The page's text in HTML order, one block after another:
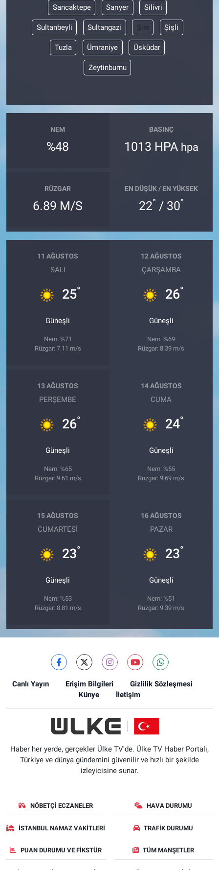
Sancaktepe Sarıyer Silivri
Sultanbeyli Sultangazi Şile Şişli
Tuzla Ümraniye Üsküdar
Zeytinburnu
NEM
%48
BASINÇ
1013 HPA hpa
RÜZGAR
6.89 M/S
EN DÜŞÜK / EN YÜKSEK
22° / 30°
11 AĞUSTOS
SALI
25°
Güneşli
Nem: %71
Rüzgar: 7.11 m/s
12 AĞUSTOS
ÇARŞAMBA
26°
Güneşli
Nem: %69
Rüzgar: 8.39 m/s
13 AĞUSTOS
PERŞEMBE
26°
Güneşli
Nem: %65
Rüzgar: 9.61 m/s
14 AĞUSTOS
CUMA
24°
Güneşli
Nem: %55
Rüzgar: 9.69 m/s
15 AĞUSTOS
CUMARTESI
23°
Güneşli
Nem: %53
Rüzgar: 8.81 m/s
16 AĞUSTOS
PAZAR
23°
Güneşli
Nem: %51
Rüzgar: 9.39 m/s
Canlı Yayın Erişim Bilgileri
Gizlilik Sözleşmesi
Künye
İletişim
Haber her yerde, gerçekler Ülke TV'de. Ülke TV Haber Portalı,
Türkiye ve dünya gündemini güvenilir ve hızlı bir şekilde
izleyicisine sunar.
NÖBETÇI ECZANELER HAVA DURUMU
İSTANBUL NAMAZ VAKITLERI TRAFIK DURUMU
PUAN DURUMU VE FIKSTÜR TÜM MANŞETLER